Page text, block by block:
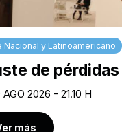
Nacional y Latinoamericano
de pérdidas
2026 - 21.10 H
más